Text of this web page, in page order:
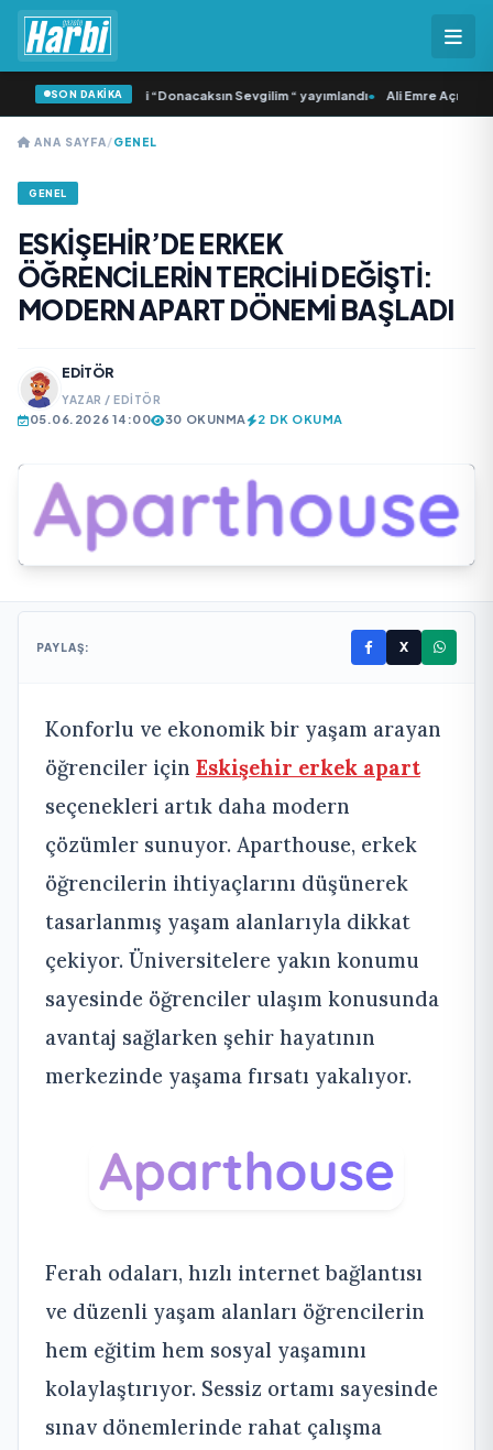
SON DAKİKA
‘dan İkinci Tekli “Donacaksın Sevgilim “ yayımlandı• Ali Emre Açıkgöz
ANA SAYFA/GENEL
GENEL
ESKİŞEHİR’DE ERKEK
ÖĞRENCİLERİN TERCİHİ DEĞİŞTİ:
MODERN APART DÖNEMİ BAŞLADI
EDITÖR
YAZAR / EDITÖR
05.06.2026 14:00 30 OKUNMA 2 DK OKUMA
PAYLAŞ: X
Konforlu ve ekonomik bir yaşam arayan
öğrenciler için Eskişehir erkek apart
seçenekleri artık daha modern
çözümler sunuyor. Aparthouse, erkek
öğrencilerin ihtiyaçlarını düşünerek
tasarlanmış yaşam alanlarıyla dikkat
çekiyor. Üniversitelere yakın konumu
sayesinde öğrenciler ulaşım konusunda
avantaj sağlarken şehir hayatının
merkezinde yaşama fırsatı yakalıyor.
Ferah odaları, hızlı internet bağlantısı
ve düzenli yaşam alanları öğrencilerin
hem eğitim hem sosyal yaşamını
kolaylaştırıyor. Sessiz ortamı sayesinde
sınav dönemlerinde rahat çalışma